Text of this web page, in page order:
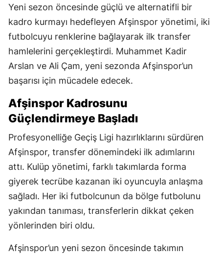
Yeni sezon öncesinde güçlü ve alternatifli bir
kadro kurmayı hedefleyen Afşinspor yönetimi, iki
futbolcuyu renklerine bağlayarak ilk transfer
hamlelerini gerçekleştirdi. Muhammet Kadir
Arslan ve Ali Çam, yeni sezonda Afşinspor’un
başarısı için mücadele edecek.
Afşinspor Kadrosunu
Güçlendirmeye Başladı
Profesyonelliğe Geçiş Ligi hazırlıklarını sürdüren
Afşinspor, transfer dönemindeki ilk adımlarını
attı. Kulüp yönetimi, farklı takımlarda forma
giyerek tecrübe kazanan iki oyuncuyla anlaşma
sağladı. Her iki futbolcunun da bölge futbolunu
yakından tanıması, transferlerin dikkat çeken
yönlerinden biri oldu.
Afşinspor’un yeni sezon öncesinde takımın